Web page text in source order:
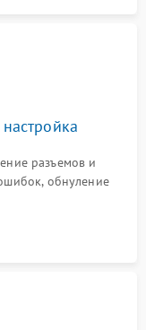
разъемов и
обнуление
узла переноса,
аппарата.